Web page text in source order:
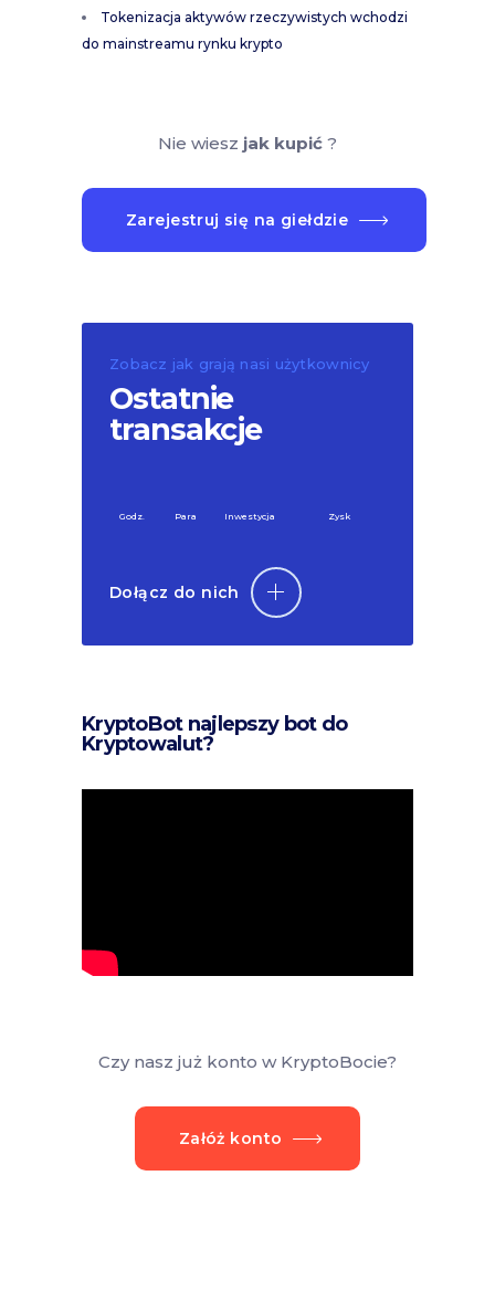
Tokenizacja aktywów rzeczywistych wchodzi
do mainstreamu rynku krypto
Nie wiesz jak kupić?
Zarejestruj się na giełdzie
Zobacz jak grają nasi użytkownicy
Ostatnie
transakcje
Godz. Para Inwestycja Zysk
Dołącz do nich
KryptoBot najlepszy bot do
Kryptowalut?
Czy nasz już konto w KryptoBocie?
Załóż konto